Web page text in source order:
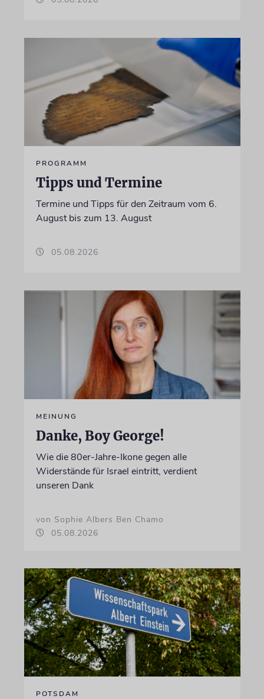
PROGRAMM
Tipps und Termine
Termine und Tipps für den Zeitraum vom 6.
August bis zum 13. August
05.08.2026
MEINUNG
Danke, Boy George!
Wie die 80er-Jahre-Ikone gegen alle
Widerstände für Israel eintritt, verdient
unseren Dank
von Sophie Albers Ben Chamo
05.08.2026
POTSDAM